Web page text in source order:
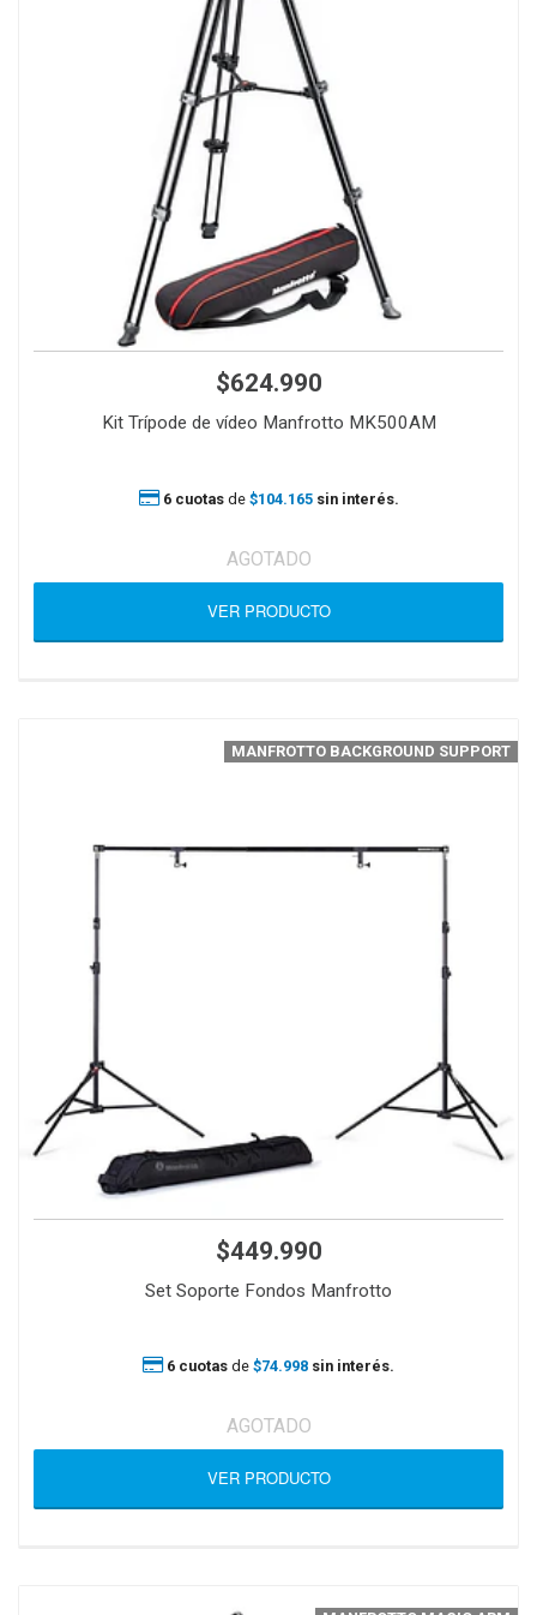
$624.990
Kit Trípode de vídeo Manfrotto MK500AM
6 cuotasde $104.165 sin interés.
AGOTADO
VER PRODUCTO
$449.990
Set Soporte Fondos Manfrotto
MANFROTTO BACKGROUND SUPPORT
6 cuotas de $74.998 sin interés.
AGOTADO
VER PRODUCTO